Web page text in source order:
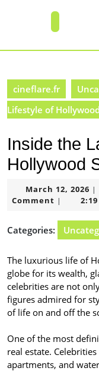
cineflare.fr
Lifestyle of
Inside the
Hollywood
March 12, 2026 |
Comment |
Categories:
The luxurious life of
globe for its wealth,
celebrities are not
figures admired for
of life on and off the
One of the most
real estate.
apartments, and